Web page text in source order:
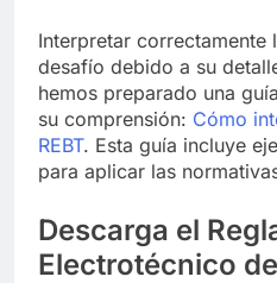
Interpretar correctamente
desafío debido a su
hemos preparado una
su comprensión: Cómo
REBT. Esta guía incluye
para aplicar las
Descarga el
Electrotécnico